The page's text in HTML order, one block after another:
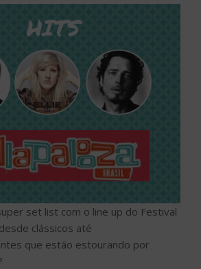
set list com o line up do Festival
clássicos até
que estão estourando por